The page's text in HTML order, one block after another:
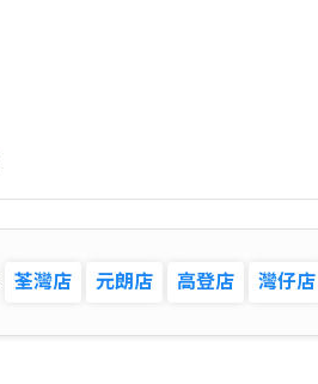
荃灣店 元朗店 高登店 灣仔店